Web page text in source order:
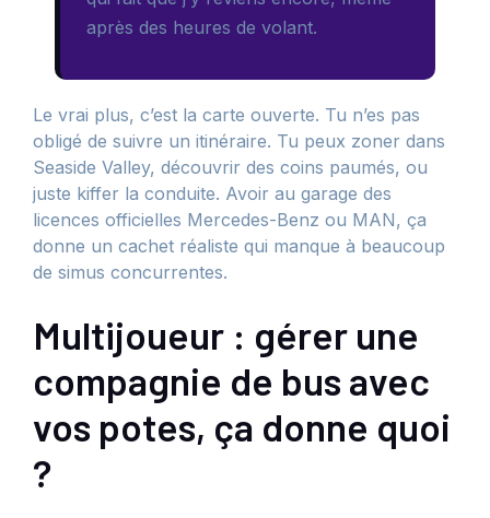
après des heures de volant.
Le vrai plus, c’est la carte ouverte. Tu n’es pas
obligé de suivre un itinéraire. Tu peux zoner dans
Seaside Valley, découvrir des coins paumés, ou
juste kiffer la conduite. Avoir au garage des
licences officielles Mercedes-Benz ou MAN, ça
donne un cachet réaliste qui manque à beaucoup
de simus concurrentes.
Multijoueur : gérer une
compagnie de bus avec
vos potes, ça donne quoi
?